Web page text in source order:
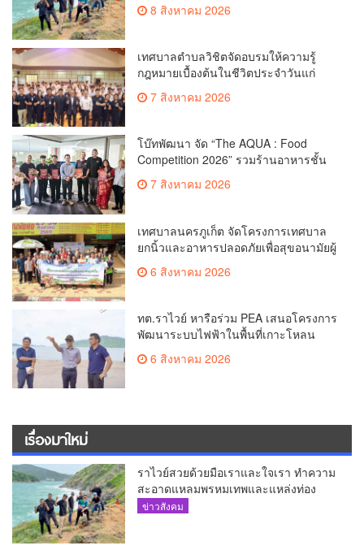
8 สิงหาคม 2026
เทศบาลตำบลวิชิตจัดอบรมให้ความรู้
กฎหมายเบื้องต้นในชีวิตประจำวันแก่
เยาวชน
7 สิงหาคม 2026
โบ๊ทพัฒนา จัด “The AQUA : Food
Competition 2026” รวมร้านอาหารชั้น
นำของ The Shopps at The AQUA ชู
ศักยภาพ Food Destination ย่านเชิงทะเล
7 สิงหาคม 2026
เทศบาลนครภูเก็ต จัดโครงการเทศบาล
ยกนิ้วและอาหารปลอดภัยเพื่อสุขอนามัยผู้
6 สิงหาคม 2026
ทต.ราไวย์ หารือร่วม PEA เสนอโครงการ
พัฒนาระบบไฟฟ้าในพื้นที่เกาะโหลน
6 สิงหาคม 2026
เรื่องมาใหม่
ราไวย์สวยด้วยมือเราและใจเรา ทำความ
สะอาดแหลมพรหมเทพและแหล่งท่อง
เที่ยว
ข่าวสังคม